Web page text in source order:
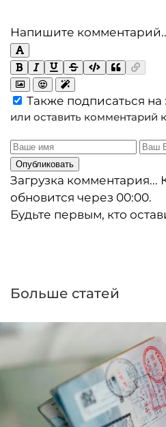
Напишите
Также подписаться на
или оставить комментарий
Опубликовать
Загрузка комментария...
обновится через 00:00.
Будьте первым, кто
Больше статей